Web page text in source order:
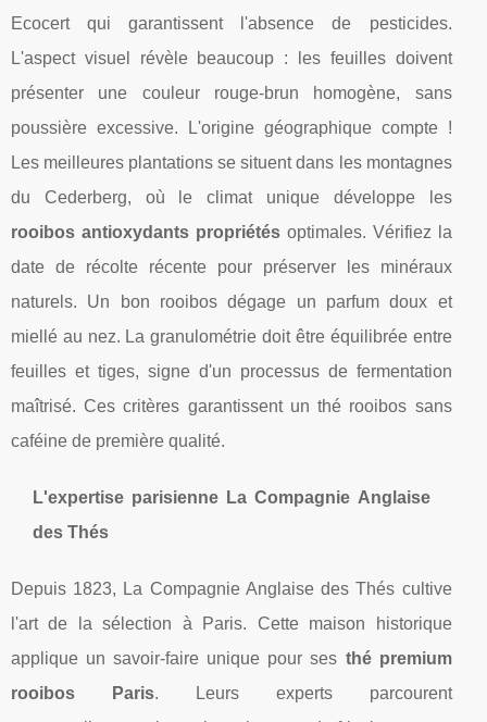
Ecocert qui garantissent l'absence de pesticides.
L'aspect visuel révèle beaucoup : les feuilles doivent
présenter une couleur rouge-brun homogène, sans
poussière excessive. L'origine géographique compte !
Les meilleures plantations se situent dans les montagnes
du Cederberg, où le climat unique développe les
rooibos antioxydants propriétésoptimales. Vérifiez la
date de récolte récente pour préserver les minéraux
naturels. Un bon rooibos dégage un parfum doux et
miellé au nez. La granulométrie doit être équilibrée entre
feuilles et tiges, signe d'un processus de fermentation
maîtrisé. Ces critères garantissent un thé rooibos sans
caféine de première qualité.
L'expertise parisienne La Compagnie Anglaise
des Thés
Depuis 1823, La Compagnie Anglaise des Thés cultive
l'art de la sélection à Paris. Cette maison historique
applique un savoir-faire unique pour ses thé premium
rooibos Paris. Leurs experts parcourent